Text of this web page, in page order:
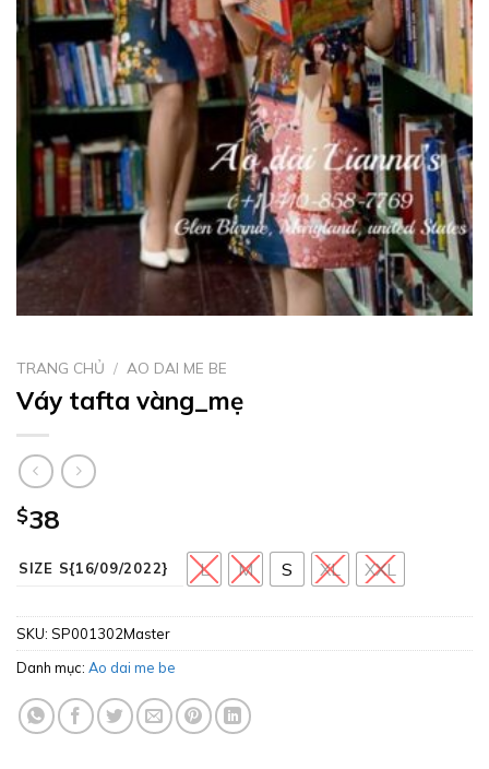
TRANG CHỦ / AO DAI ME BE
Váy tafta vàng_mẹ
$38
SIZE S{16/09/2022} L M S XL XXL
SKU: SP001302Master
Danh mục: Ao dai me be